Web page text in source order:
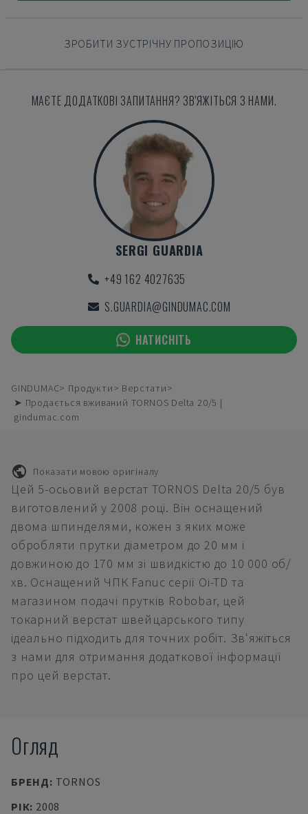
ЗРОБИТИ ЗУСТРІЧНУ ПРОПОЗИЦІЮ
МАЄТЕ ДОДАТКОВІ ЗАПИТАННЯ? ЗВ'ЯЖІТЬСЯ З НАМИ.
SERGI GUARDIA
+49 162 4027635
S.GUARDIA@GINDUMAC.COM
НАТИСНІТЬ
GINDUMAC Продукти
Верстати
➤ Продається вживаний TORNOS Delta 20/5 |
gindumac.com
Показати мовою оригіналу
Цей 5-осьовий верстат TORNOS Delta 20/5 був
виготовлений у 2008 році. Він оснащений
двома шпинделями, кожен з яких може
обробляти прутки діаметром до 20 мм і
довжиною до 170 мм зі швидкістю до 10 000 об/
хв. Оснащений ЧПК Fanuc серії Oi-TD та
магазином подачі прутків Robobar, цей
токарний верстат швейцарського типу
ідеально підходить для точних робіт. Зв'яжіться
з нами для отримання додаткової інформації
про цей верстат.
Огляд
БРЕНД: TORNOS
РІК: 2008